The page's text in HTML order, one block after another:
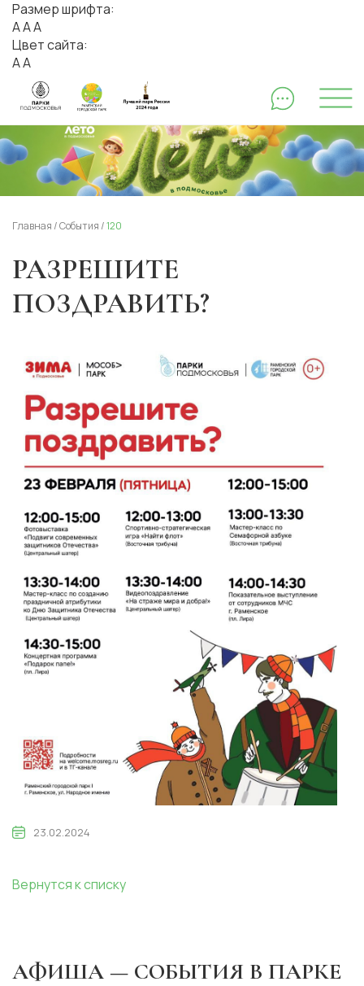
Размер шрифта:
ААА
Цвет сайта:
АА
Главная /События /120
РАЗРЕШИТЕ
ПОЗДРАВИТЬ?
23.02.2024
Вернутся к списку
АФИША — СОБЫТИЯ В ПАРКЕ